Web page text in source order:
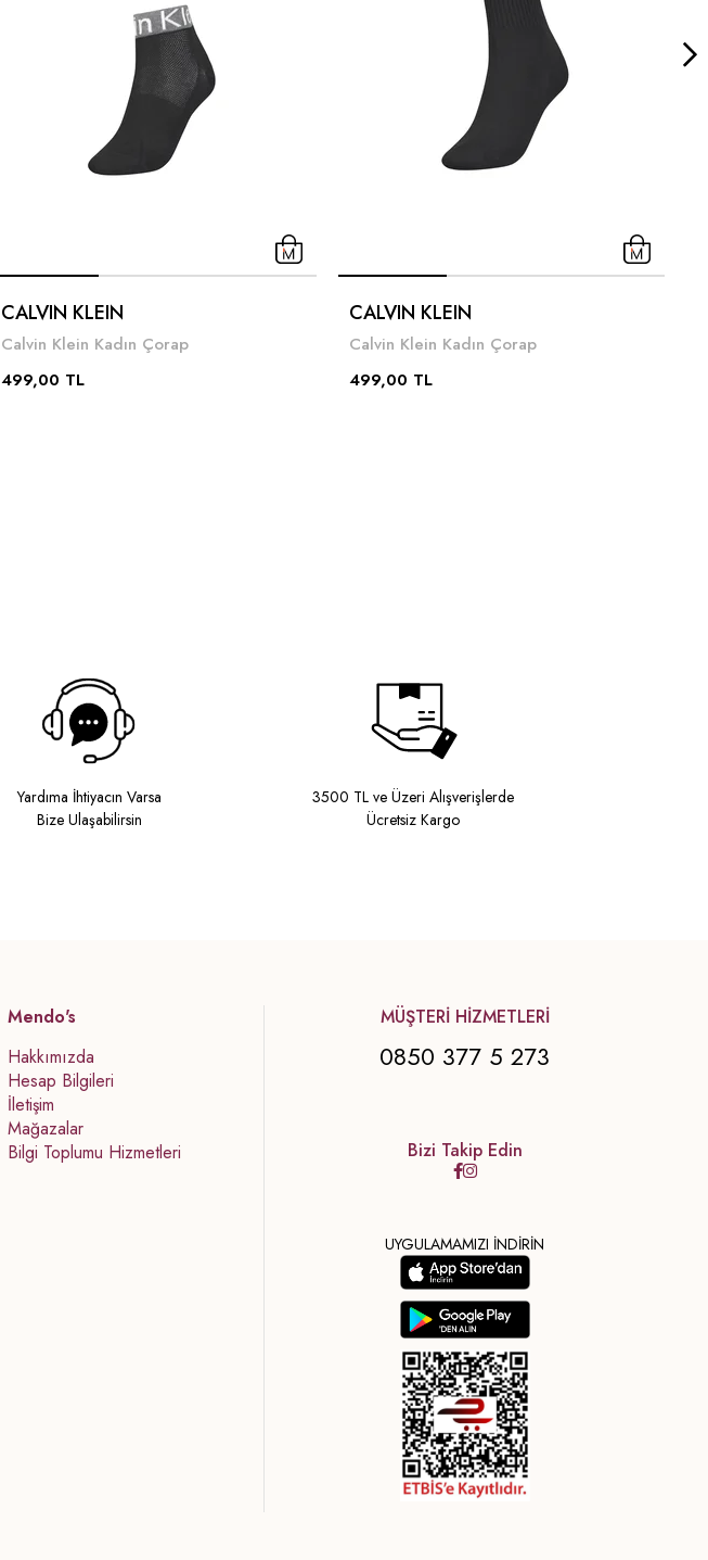
CALVIN KLEIN
Calvin Klein Kadın Çorap
499,00 TL
CALVIN KLEIN
Calvin Klein Kadın Çorap
499,00 TL
Yardıma İhtiyacın Varsa
Bize Ulaşabilirsin
3500 TL ve Üzeri Alışverişlerde
Ücretsiz Kargo
Mendo's
Hakkımızda
Hesap Bilgileri
İletişim
Mağazalar
Bilgi Toplumu Hizmetleri
MÜŞTERİ HİZMETLERİ
0850 377 5 273
Bizi Takip Edin
UYGULAMAMIZI İNDİRİN